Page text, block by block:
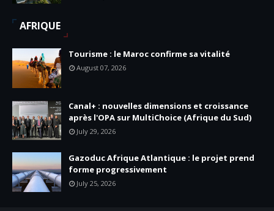
AFRIQUE
Tourisme : le Maroc confirme sa vitalité
August 07, 2026
Canal+ : nouvelles dimensions et croissance
après l'OPA sur MultiChoice (Afrique du Sud)
July 29, 2026
Gazoduc Afrique Atlantique : le projet prend
forme progressivement
July 25, 2026